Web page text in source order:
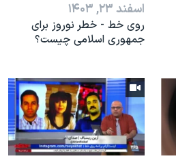
اسفند ۲۳, ۱۴۰۳
روی خط - خطر نوروز برای
جمهوری اسلامی چیست؟